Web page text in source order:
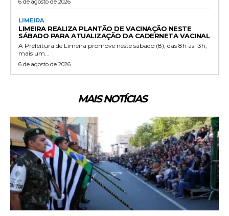
6 de agosto de 2026
LIMEIRA
LIMEIRA REALIZA PLANTÃO DE VACINAÇÃO NESTE
SÁBADO PARA ATUALIZAÇÃO DA CADERNETA VACINAL
A Prefeitura de Limeira promove neste sábado (8), das 8h às 13h,
mais um...
6 de agosto de 2026
MAIS NOTÍCIAS